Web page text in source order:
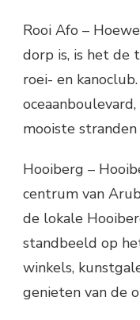
Rooi Afo –
dorp is, is het de
roei- en
mooiste
Hooiberg –
centrum van
de lokale
standbeeld op
winkels,
genieten van de